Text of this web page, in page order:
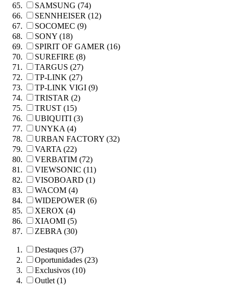
SAMSUNG (74)
SENNHEISER (12)
SOCOMEC (9)
SONY (18)
SPIRIT OF GAMER (16)
SUREFIRE (8)
TARGUS (27)
TP-LINK (27)
TP-LINK VIGI (9)
TRISTAR (2)
TRUST (15)
UBIQUITI (3)
UNYKA (4)
URBAN FACTORY (32)
VARTA (22)
VERBATIM (72)
VIEWSONIC (11)
VISOBOARD (1)
WACOM (4)
WIDEPOWER (6)
XEROX (4)
XIAOMI (5)
ZEBRA (30)
Destaques (37)
Oportunidades (23)
Exclusivos (10)
Outlet (1)